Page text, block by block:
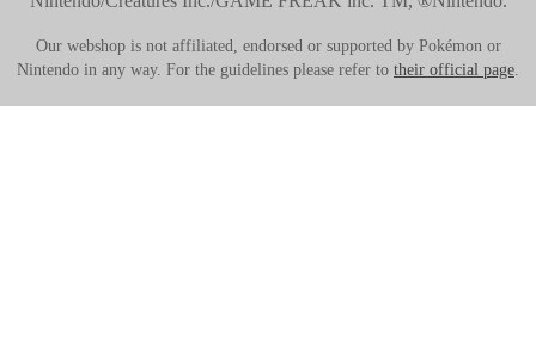
Our webshop is not affiliated, endorsed or supported by Pokémon or
Nintendo in any way. For the guidelines please refer to their official page.